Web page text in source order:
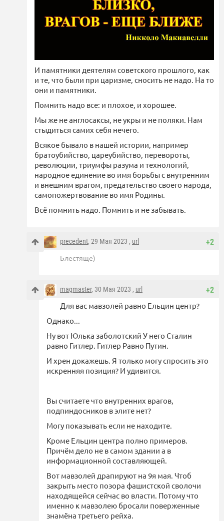
И памятники деятелям советского прошлого, как
и те, что были при царизме, сносить не надо. На то
они и памятники.
Помнить надо все: и плохое, и хорошее.
Мы же не англосаксы, не укры и не поляки. Нам
стыдиться самих себя нечего.
Всякое бывало в нашей истории, например
братоубийство, цареубийство, перевороты,
революции, триумфы разума и технологий,
народное единение во имя борьбы с внутренним
и внешним врагом, предательство своего народа,
самопожертвование во имя Родины.
Всё помнить надо. Помнить и не забывать.
+2
precedent, 29 Мая 2023 , url
Блестяще)
+2
magmaster, 30 Мая 2023 , url
Для вас мавзолей равно Ельцин центр?
Однако...
Ну вот Юлька заболотский У него Сталин
равно Гитлер. Гитлер Равно Путин.
И хрен докажешь. Я только могу спросить это
искренняя позиция? И удивится.
Вы считаете что внутренних врагов,
подпиндосников в элите нет?
Могу показывать если не находите.
Кроме Ельцин центра полно примеров.
Причём дело не в самом здании а в
информационной составляющей.
Вот мавзолей драпируют на 9я мая. Чтоб
закрыть место позора фашистской сволочи
находящейся сейчас во власти. Потому что
именно к мавзолею бросали поверженные
знамёна третьего рейха.